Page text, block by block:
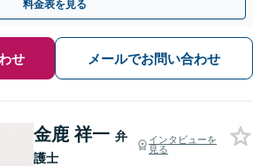
料金表を見る
せ メールでお問い合わせ
金鹿 祥一 弁
護士
インタビューを
見る